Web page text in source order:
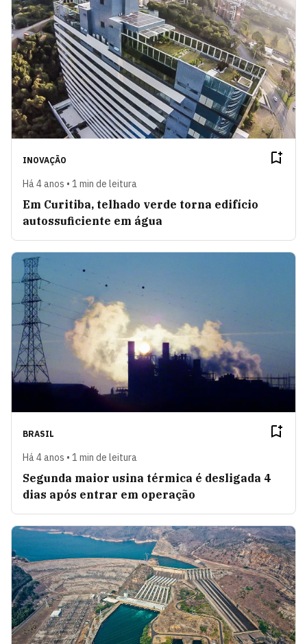
INOVAÇÃO
Há 4 anos • 1 min de leitura
Em Curitiba, telhado verde torna edifício
autossuficiente em água
BRASIL
Há 4 anos • 1 min de leitura
Segunda maior usina térmica é desligada 4
dias após entrar em operação